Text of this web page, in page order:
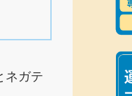
ネガテ